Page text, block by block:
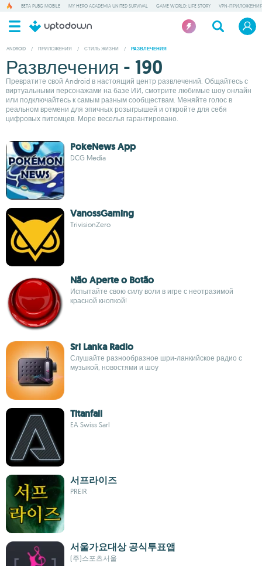
BETA PUBG MOBILE MY HERO ACADEMIA UNITED SURVIVAL GAME WORLD: LIFE STORY VPN-
ANDROID / ПРИЛОЖЕНИЯ / СТИЛЬ ЖИЗНИ / РАЗВЛЕЧЕНИЯ
Развлечения - 190
Превратите свой Android в настоящий центр развлечений. Общайтесь с
виртуальными персонажами на базе ИИ, смотрите любимые шоу онлайн
или подключайтесь к самым разным сообществам. Меняйте голос в
реальном времени для эпичных розыгрышей и откройте для себя
цифровых питомцев. Море веселья гарантировано.
PokeNews App
DCG Media
VanossGaming
TrivisionZero
Não Aperte o Botão
Испытайте свою силу воли в игре с неотразимой
красной кнопкой!
Sri Lanka Radio
Слушайте разнообразное шри-ланкийское радио с
музыкой, новостями и шоу
Titanfall
EA Swiss Sarl
서프라이즈
PREIR
서울가요대상 공식투표앱
(주)스포츠서울